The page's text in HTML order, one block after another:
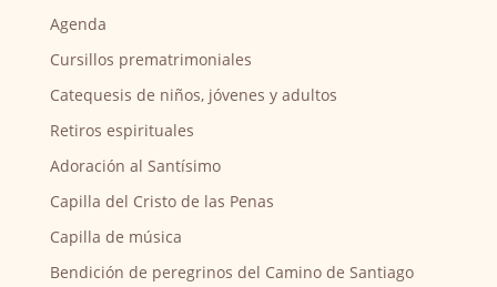
Agenda
Cursillos prematrimoniales
Catequesis de niños, jóvenes y adultos
Retiros espirituales
Adoración al Santísimo
Capilla del Cristo de las Penas
Capilla de música
Bendición de peregrinos del Camino de Santiago